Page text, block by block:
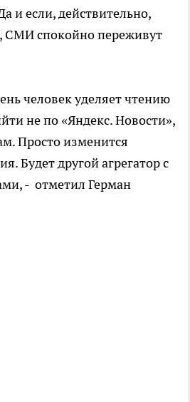
и если, действительно,
СМИ спокойно переживут
человек уделяет чтению
не по «Яндекс. Новости»,
Просто изменится
Будет другой агрегатор с
- отметил Герман